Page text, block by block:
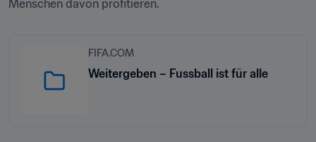
Menschen davon profitieren.
FIFA.COM
Weitergeben – Fussball ist für alle